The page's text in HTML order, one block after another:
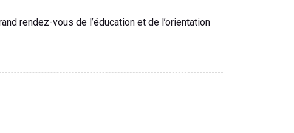
rendez-vous de l’éducation et de l’orientation